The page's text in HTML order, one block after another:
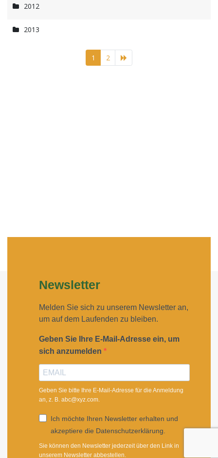
2012
2013
1 2
Newsletter
Melden Sie sich zu unserem Newsletter an,
um auf dem Laufenden zu bleiben.
Geben Sie Ihre E-Mail-Adresse ein, um
sich anzumelden
Geben Sie bitte Ihre E-Mail-Adresse für die Anmeldung
an, z. B. abc@xyz.com.
Ich möchte Ihren Newsletter erhalten und
akzeptiere die Datenschutzerklärung.
Sie können den Newsletter jederzeit über den Link in
unserem Newsletter abbestellen.